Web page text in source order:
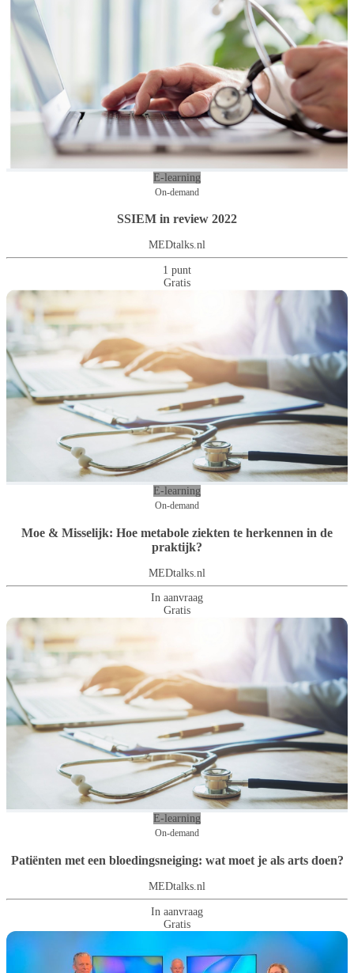
E-learning
On-demand
SSIEM in review 2022
MEDtalks.nl
1 punt
Gratis
E-learning
On-demand
Moe & Misselijk: Hoe metabole ziekten te herkennen in de
praktijk?
MEDtalks.nl
In aanvraag
Gratis
E-learning
On-demand
Patiënten met een bloedingsneiging: wat moet je als arts doen?
MEDtalks.nl
In aanvraag
Gratis